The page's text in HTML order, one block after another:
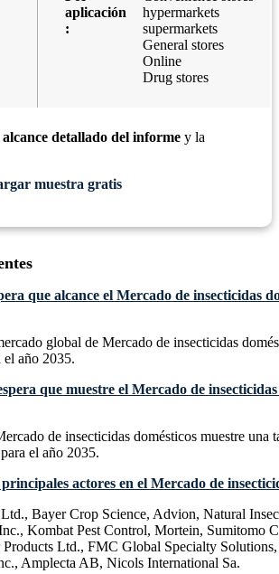
aplicación
:
hypermarkets
supermarkets
General stores
Online
Drug stores
alcance detallado del informe y la
muestra gratis
que alcance el Mercado de insecticidas
global de Mercado de insecticidas
año 2035.
que muestre el Mercado de
de insecticidas domésticos muestre una
el año 2035.
principales actores en el Mercado de
Bayer Crop Science, Advion, Natural
Kombat Pest Control, Mortein, Sumitomo
Ltd., FMC Global Specialty
Amplecta AB, Nicols International Sa.